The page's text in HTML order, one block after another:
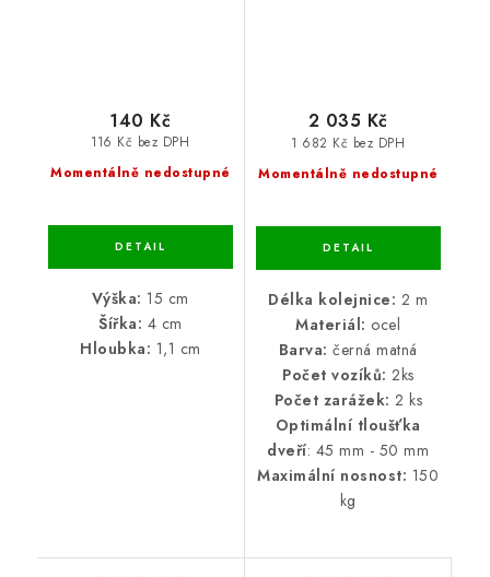
Momentálně nedostupné
116 Kč bez DPH
140 Kč
Výška: 15 cm
Šířka: 4 cm
Hloubka: 1,1 cm
Momentálně nedostupné
1 682 Kč bez DPH
2 035 Kč
Délka kolejnice: 2 m
Materiál: ocel
Barva: černá matná
Počet vozíků: 2ks
Počet zarážek: 2 ks
Optimální tloušťka
dveří: 45 mm - 50 mm
Maximální nosnost: 150
kg